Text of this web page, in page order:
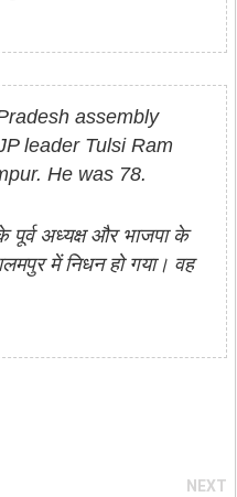
assembly
leader Tulsi Ram
He was 78.
पूर्व अध्यक्ष और भाजपा के
में निधन हो गया। वह
NEXT